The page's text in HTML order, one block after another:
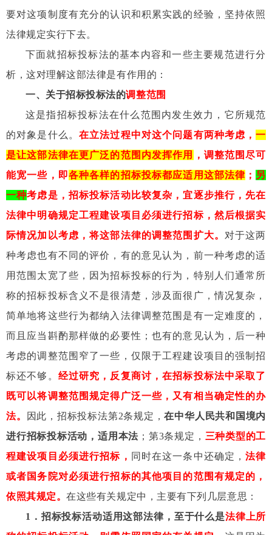
要对这项制度有充分的认识和积累实践的经验，坚持依照
法律规定实行下去。
下面就招标投标法的基本内容和一些主要规范进行分
析，这对理解这部法律是有作用的：
一、关于招标投标法的调整范围
这是指招标投标法在什么范围内发生效力，它所规范
的对象是什么。在立法过程中对这个问题有两种考虑，一
是让这部法律在更广泛的范围内发挥作用
，调整范围尽可
能宽一些，即各种各样的招标投标都应适用这部法律 ； 另
一种考虑是，招标投标活动比较复杂，宜逐步推行，先在
法律中明确规定工程建设项目必须进行招标，然后根据实
际情况加以考虑，将这部法律的调整范围扩大。 对于这两
种考虑也有不同的评价，有的意见认为，前一种考虑的适
用范围太宽了些，因为招标投标的行为，特别人们通常所
称的招标投标含义不是很清楚，涉及面很广，情况复杂，
简单地将这些行为都纳入法律调整范围是有一定难度的，
而且应当斟酌那样做的必要性；也有的意见认为，后一种
考虑的调整范围窄了一些，仅限于工程建设项目的强制招
标还不够。 经过研究，反复商讨，在招标投标法中采取了
既可以将调整范围规定得广泛一些，又有相当确定性的办
法。
因此，招标投标法第2条规定，在中华人民共和国境内
进行招标投标活动，适用本法 ；第3条规定， 三种类型的工
程建设项目必须进行招标， 同时在这一条中还确定，法律
或者国务院对必须进行招标的其他项目的范围有规定的，
依照其规定。在这些有关规定中，主要有下列几层意思：
1 ．招标投标活动适用这部法律，至于什么是法律上所